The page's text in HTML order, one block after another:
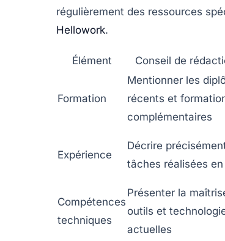
régulièrement des ressources
Hellowork.
Élément Conseil de
Formation
Mentionner les
récents et
complémentaires
Expérience
Décrire
tâches réalisées
Compétences
techniques
Présenter la
outils et
actuelles